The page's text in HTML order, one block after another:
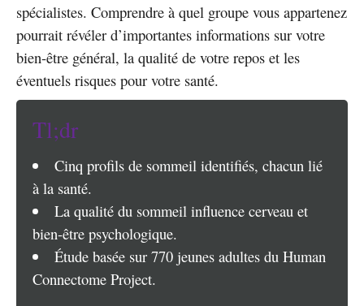
spécialistes. Comprendre à quel groupe vous appartenez
pourrait révéler d’importantes informations sur votre
bien-être général, la qualité de votre repos et les
éventuels risques pour votre santé.
Tl;dr
Cinq profils de sommeil identifiés, chacun lié
à la santé.
La qualité du sommeil influence cerveau et
bien-être psychologique.
Étude basée sur 770 jeunes adultes du Human
Connectome Project.